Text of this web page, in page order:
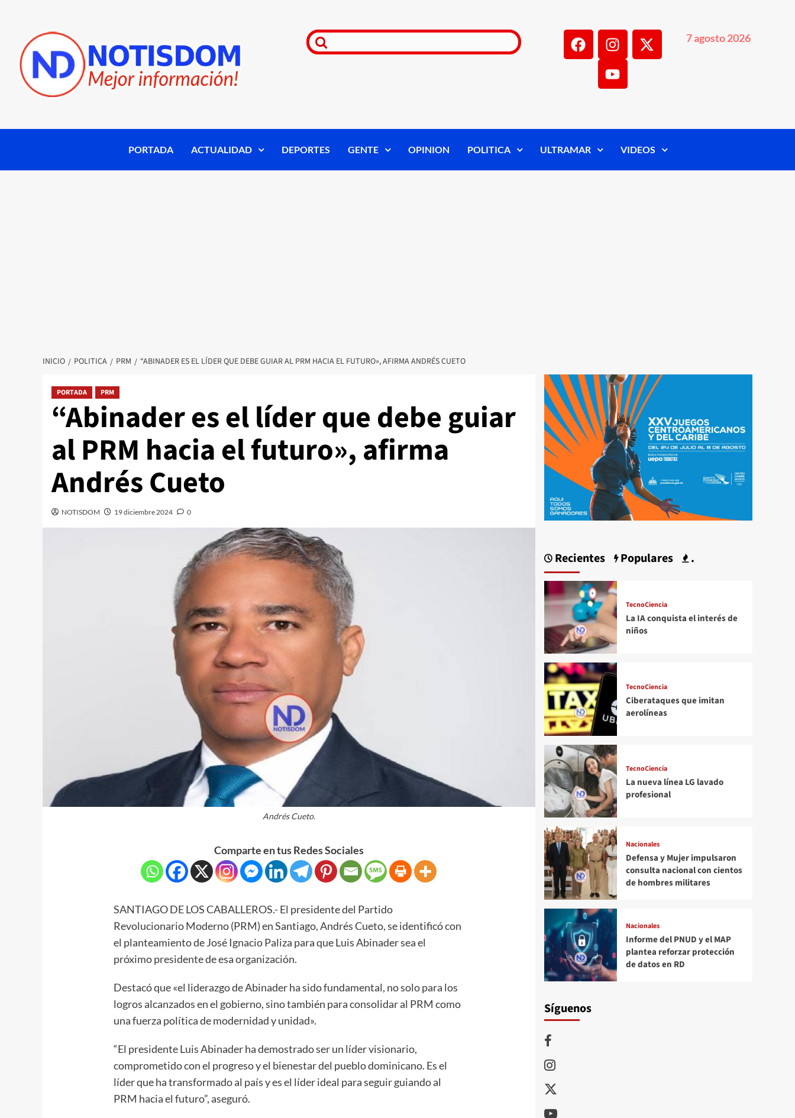
7 agosto 2026
PORTADA ACTUALIDAD DEPORTES GENTE OPINION POLITICA ULTRAMAR VIDEOS
INICIO POLITICA PRM “ABINADER ES EL LÍDER QUE DEBE GUIAR AL PRM HACIA EL FUTURO», AFIRMA ANDRÉS CUETO
PORTADA PRM
“Abinader es el líder que debe guiar
al PRM hacia el futuro», afirma
Andrés Cueto
NOTISDOM 19 diciembre 2024 0
Andrés Cueto.
Comparte en tus Redes Sociales
SANTIAGO DE LOS CABALLEROS.- El presidente del Partido
Revolucionario Moderno (PRM) en Santiago, Andrés Cueto, se identificó con
el planteamiento de José Ignacio Paliza para que Luis Abinader sea el
próximo presidente de esa organización.
Destacó que «el liderazgo de Abinader ha sido fundamental, no solo para los
logros alcanzados en el gobierno, sino también para consolidar al PRM como
una fuerza política de modernidad y unidad».
“El presidente Luis Abinader ha demostrado ser un líder visionario,
comprometido con el progreso y el bienestar del pueblo dominicano. Es el
líder que ha transformado al país y es el líder ideal para seguir guiando al
PRM hacia el futuro”, aseguró.
Recientes Populares .
TecnoCiencia
La IA conquista el interés de
niños
TecnoCiencia
Ciberataques que imitan
aerolíneas
TecnoCiencia
La nueva línea LG lavado
profesional
Nacionales
Defensa y Mujer impulsaron
consulta nacional con cientos
de hombres militares
Nacionales
Informe del PNUD y el MAP
plantea reforzar protección
de datos en RD
Síguenos